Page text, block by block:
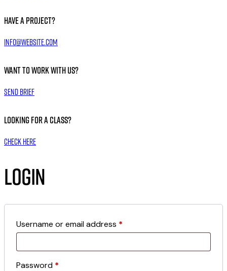
Have a Project?
info@website.com
Want to Work with Us?
Send Brief
Looking for a Class?
Check Here
Login
Username or email address *
Password *